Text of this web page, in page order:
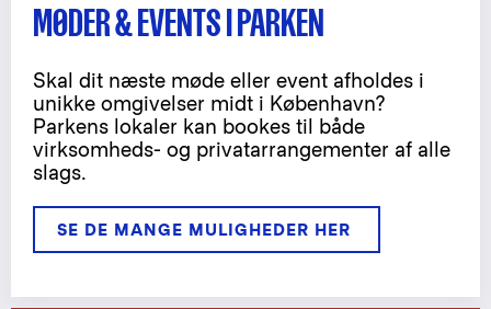
MØDER & EVENTS I PARKEN
Skal dit næste møde eller event afholdes i
unikke omgivelser midt i København?
Parkens lokaler kan bookes til både
virksomheds- og privatarrangementer af alle
slags.
SE DE MANGE MULIGHEDER HER